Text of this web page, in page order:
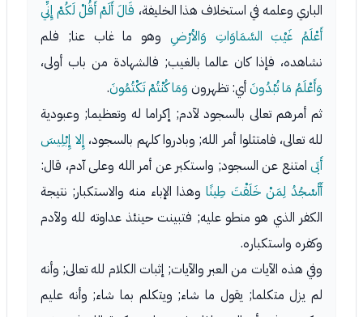
الباري وعلمه في استخلاف هذا الخليفة، قَالَ أَلَمْ أَقُلْ لَكُمْ إِنِّي
أَعْلَمُ غَيْبَ السَّمَاوَاتِ وَالأرْضِ وهو ما غاب عنا; فلم
نشاهده، فإذا كان عالما بالغيب; فالشهادة من باب أولى،
وَأَعْلَمُ مَا تُبْدُونَأي: تظهرون وَمَا كُنْتُمْ تَكْتُمُونَ.
ثم أمرهم تعالى بالسجود لآدم; إكراما له وتعظيما; وعبودية
لله تعالى، فامتثلوا أمر الله; وبادروا كلهم بالسجود، إِلا إِبْلِيسَ
أَبَى امتنع عن السجود; واستكبر عن أمر الله وعلى آدم، قال:
أَأَسْجُدُ لِمَنْ خَلَقْتَ طِينًا وهذا الإباء منه والاستكبار; نتيجة
الكفر الذي هو منطو عليه; فتبينت حينئذ عداوته لله ولآدم
وكفره واستكباره.
وفي هذه الآيات من العبر والآيات; إثبات الكلام لله تعالى; وأنه
لم يزل متكلما; يقول ما شاء; ويتكلم بما شاء; وأنه عليم